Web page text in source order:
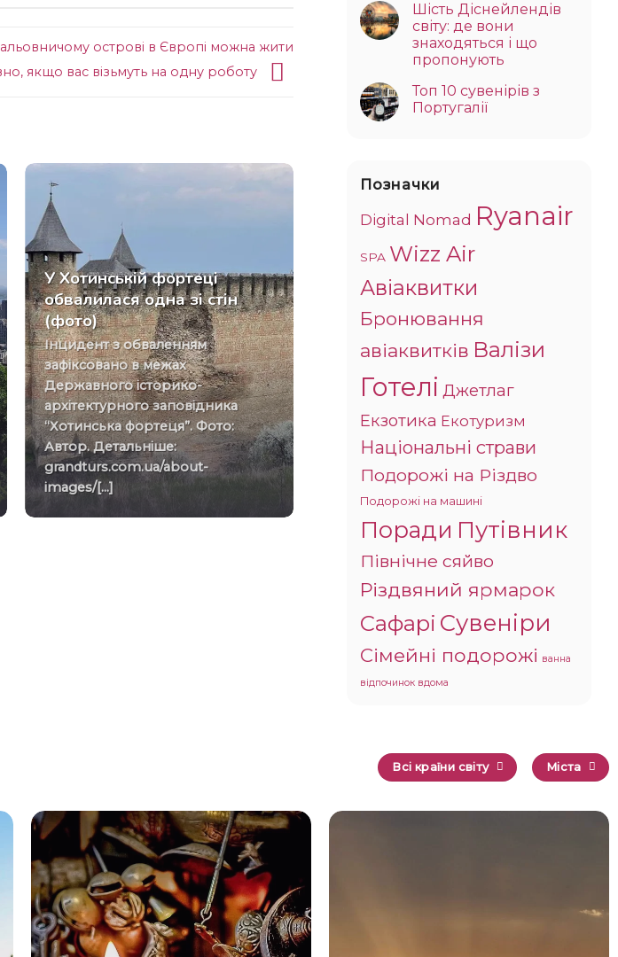
острові в Європі можна жити
якщо вас візьмуть на одну роботу
У Хотинській фортеці
обвалилася одна зі стін
(фото)
Інцидент з обваленням
зафіксовано в межах
Державного історико-
архітектурного заповідника
“Хотинська фортеця”. Фото:
Автор. Детальніше:
grandturs.com.ua/about-
images/[...]
Курорт-привид: у мережі
показали, який вигляд
зараз має Кирилівка під
окупацією РФ
війни Кирилівка у цей час
традиційно починала активну
підготовку до нового[...]
Шість Діснейлендів
світу: де вони
знаходяться і що
пропонують
Топ 10 сувенірів з
Португалії
Позначки
Digital Nomad Ryanair
SPA Wizz Air
Авіаквитки
Бронювання
авіаквитків Валізи
Готелі Джетлаг
Екзотика Екотуризм
Національні страви
Подорожі на Різдво
Подорожі на машині
Поради Путівник
Північне сяйво
Різдвяний ярмарок
Сафарі Сувеніри
Сімейні подорожі ванна
відпочинок вдома
Всі країни світу Міста